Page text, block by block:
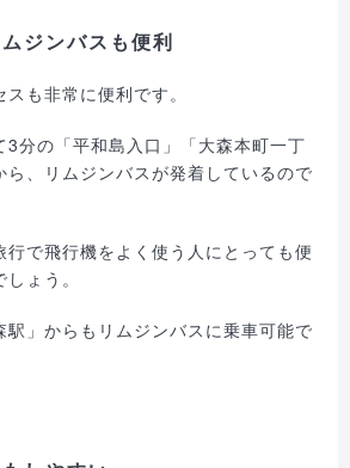
ジンバスも便利
も非常に便利です。
3分の「平和島入口」「大森本町一丁
ら、リムジンバスが発着しているので
行で飛行機をよく使う人にとっても便
ょう。
駅」からもリムジンバスに乗車可能で